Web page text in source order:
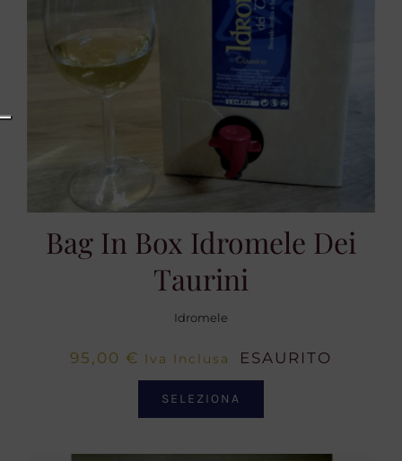
Bag In Box Idromele Dei
Taurini
Idromele
95,00 € Iva Inclusa ESAURITO
SELEZIONA